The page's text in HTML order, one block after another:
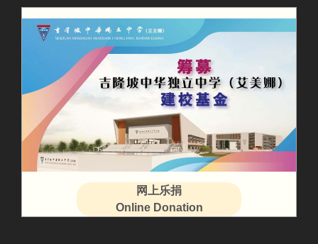
网上乐捐
Online Donation